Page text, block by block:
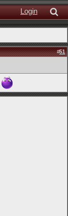
Login
#51